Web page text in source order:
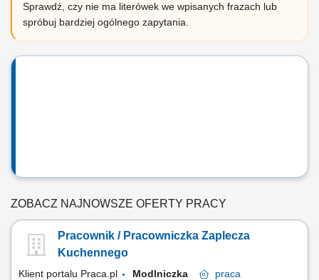
Sprawdź, czy nie ma literówek we wpisanych frazach lub
spróbuj bardziej ogólnego zapytania.
ZOBACZ NAJNOWSZE OFERTY PRACY
Pracownik / Pracowniczka Zaplecza
Kuchennego
Klient portalu Praca.pl Modlniczka
praca